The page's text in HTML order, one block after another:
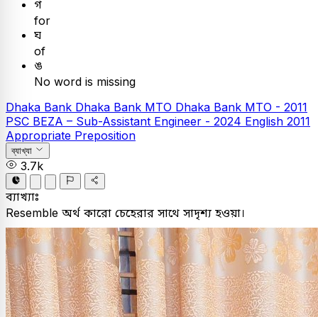
গ
for
ঘ
of
ঙ
No word is missing
Dhaka Bank Dhaka Bank MTO Dhaka Bank MTO - 2011
PSC BEZA – Sub-Assistant Engineer - 2024 English 2011
Appropriate Preposition
ব্যাখ্যা
3.7k
ব্যাখ্যাঃ
Resemble অর্থ কারো চেহেরার সাথে সাদৃশ্য হওয়া।